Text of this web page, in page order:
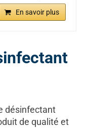
En savoir plus
désinfectant
de qualité et